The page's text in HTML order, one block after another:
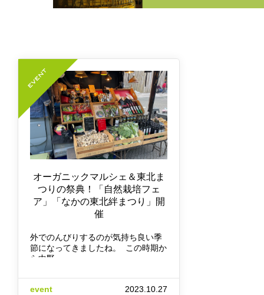
オーガニックマルシェ＆東北ま
つりの祭典！「自然栽培フェ
ア」「なかの東北絆まつり」開
催
外でのんびりするのが気持ち良い季
節になってきましたね。 この時期か
ら中野…
event 2023.10.27